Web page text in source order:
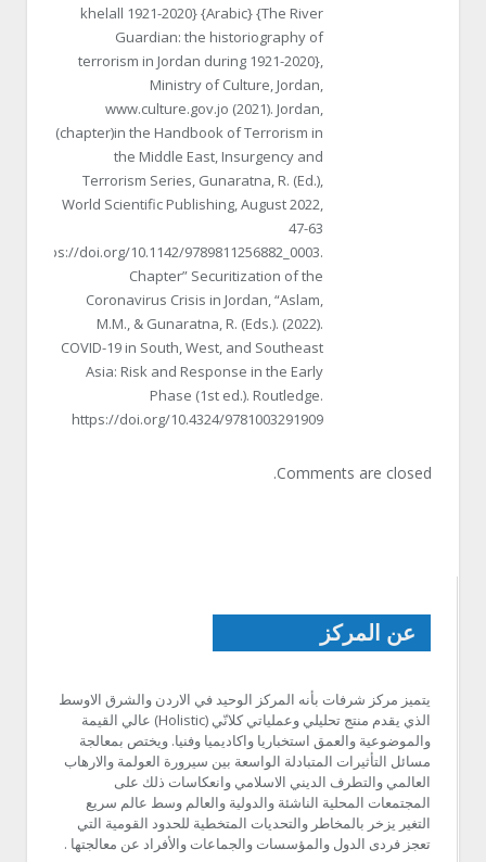
khelall 1921-2020} {Arabic} {The River
Guardian: the historiography of
terrorism in Jordan during 1921-2020},
Ministry of Culture, Jordan,
www.culture.gov.jo (2021). Jordan,
(chapter)in the Handbook of Terrorism in
the Middle East, Insurgency and
Terrorism Series, Gunaratna, R. (Ed.),
World Scientific Publishing, August 2022,
47-63
https://doi.org/10.1142/9789811256882_0003.
Chapter” Securitization of the
Coronavirus Crisis in Jordan, “Aslam,
M.M., & Gunaratna, R. (Eds.). (2022).
COVID-19 in South, West, and Southeast
Asia: Risk and Response in the Early
Phase (1st ed.). Routledge.
https://doi.org/10.4324/9781003291909
Comments are closed.
عن المركز
يتميز مركز شرفات بأنه المركز الوحيد في الاردن والشرق الاوسط
الذي يقدم منتج تحليلي وعملياتي كلانّي (Holistic) عالي القيمة
والموضوعية والعمق استخباريا واكاديميا وفنيا. ويختص بمعالجة
مسائل التأثيرات المتبادلة الواسعة بين سيرورة العولمة والارهاب
العالمي والتطرف الديني الاسلامي وانعكاسات ذلك على
المجتمعات المحلية الناشئة والدولية والعالم وسط عالم سريع
التغير يزخر بالمخاطر والتحديات المتخطية للحدود القومية التي
تعجز فردى الدول والمؤسسات والجماعات والأفراد عن معالجتها .